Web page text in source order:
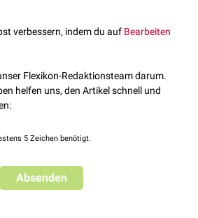
verbessern, indem du auf Bearbeiten
Flexikon-Redaktionsteam darum.
helfen uns, den Artikel schnell und
5 Zeichen benötigt.
Absenden